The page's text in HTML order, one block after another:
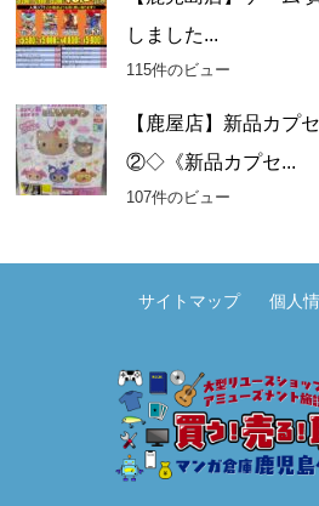
しました...
115件のビュー
【鹿屋店】新品カプ
②◇《新品カプセ...
107件のビュー
サイトマップ 個人